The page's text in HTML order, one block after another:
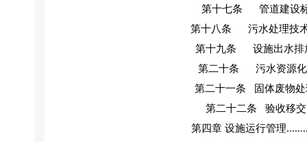
第十七条
管道建设
第十八条
污水处理技
第十九条
设施出水排
第二十条
污水资源
第二十一条
固体废物
第二十二条
验收移交
第四章 设施运行管理